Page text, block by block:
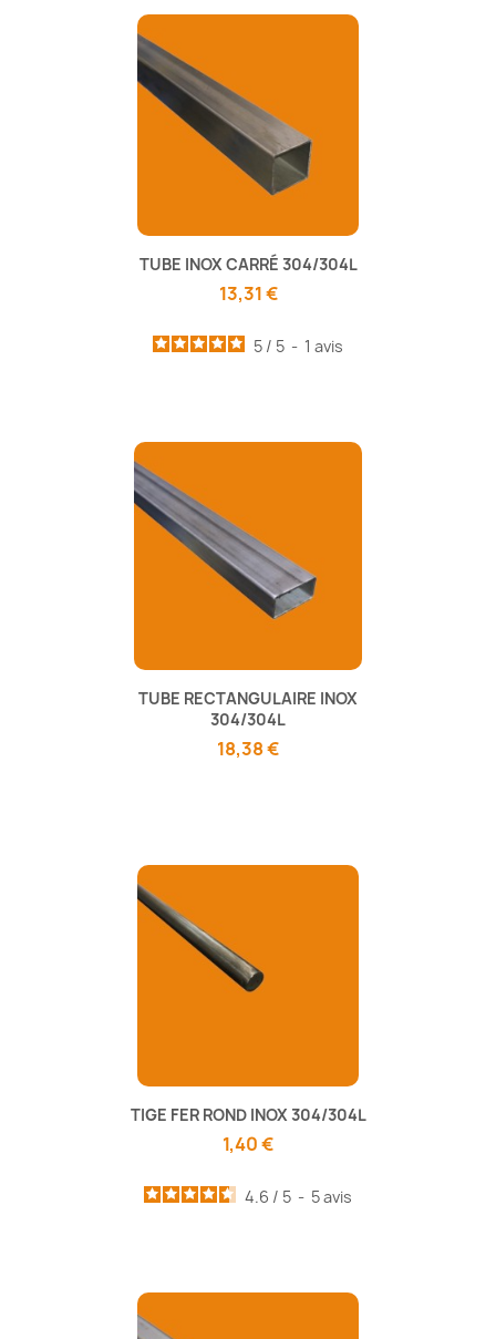
TUBE INOX CARRÉ 304/304L
13,31 €
5 / 5 - 1 avis
TUBE RECTANGULAIRE INOX
304/304L
18,38 €
TIGE FER ROND INOX 304/304L
1,40 €
4.6 / 5 - 5avis